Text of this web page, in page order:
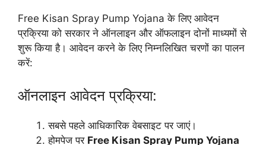
Free Kisan Spray Pump Yojana के लिए आवेदन
प्रक्रिया को सरकार ने ऑनलाइन और ऑफलाइन दोनों माध्यमों से
शुरू किया है। आवेदन करने के लिए निम्नलिखित चरणों का पालन
करें:
ऑनलाइन आवेदन प्रक्रिया:
सबसे पहले आधिकारिक वेबसाइट पर जाएं।
होमपेज पर Free Kisan Spray Pump Yojana